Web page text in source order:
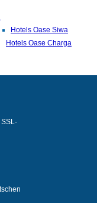
Hotels Oase Siwa
Hotels Oase Charga